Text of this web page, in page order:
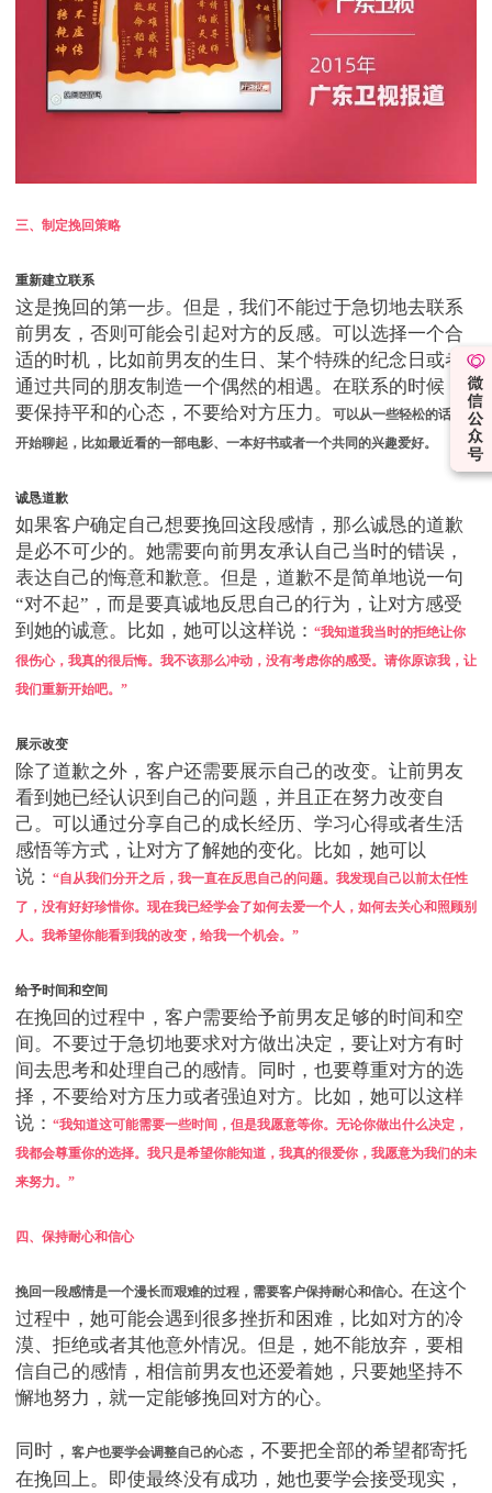
三、制定挽回策略
重新建立联系
这是挽回的第一步。但是，我们不能过于急切地去联系
前男友，否则可能会引起对方的反感。可以选择一个合
适的时机，比如前男友的生日、某个特殊的纪念日或者
通过共同的朋友制造一个偶然的相遇。在联系的时候，
要保持平和的心态，不要给对方压力。
可以从一些轻松的话题
开始聊起，比如最近看的一部电影、一本好书或者一个共同的兴趣爱好。
诚恳道歉
如果客户确定自己想要挽回这段感情，那么诚恳的道歉
是必不可少的。她需要向前男友承认自己当时的错误，
表达自己的悔意和歉意。但是，道歉不是简单地说一句
“对不起”，而是要真诚地反思自己的行为，让对方感受
到她的诚意。比如，她可以这样说： “我知道我当时的拒绝让你
很伤心，我真的很后悔。我不该那么冲动，没有考虑你的感受。请你原谅我，让
我们重新开始吧。”
展示改变
除了道歉之外，客户还需要展示自己的改变。让前男友
看到她已经认识到自己的问题，并且正在努力改变自
己。可以通过分享自己的成长经历、学习心得或者生活
感悟等方式，让对方了解她的变化。比如，她可以
说： “自从我们分开之后，我一直在反思自己的问题。我发现自己以前太任性
了，没有好好珍惜你。现在我已经学会了如何去爱一个人，如何去关心和照顾别
人。我希望你能看到我的改变，给我一个机会。”
给予时间和空间
在挽回的过程中，客户需要给予前男友足够的时间和空
间。不要过于急切地要求对方做出决定，要让对方有时
间去思考和处理自己的感情。同时，也要尊重对方的选
择，不要给对方压力或者强迫对方。比如，她可以这样
说： “我知道这可能需要一些时间，但是我愿意等你。无论你做出什么决定，
我都会尊重你的选择。我只是希望你能知道，我真的很爱你，我愿意为我们的未
来努力。”
四、保持耐心和信心
挽回一段感情是一个漫长而艰难的过程，需要客户保持耐心和信心。 在这个
过程中，她可能会遇到很多挫折和困难，比如对方的冷
漠、拒绝或者其他意外情况。但是，她不能放弃，要相
信自己的感情，相信前男友也还爱着她，只要她坚持不
懈地努力，就一定能够挽回对方的心。
同时， 客户也要学会调整自己的心态，不要把全部的希望都寄托
在挽回上。即使最终没有成功，她也要学会接受现实，